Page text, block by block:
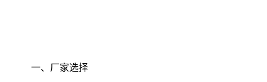
一、厂家选择